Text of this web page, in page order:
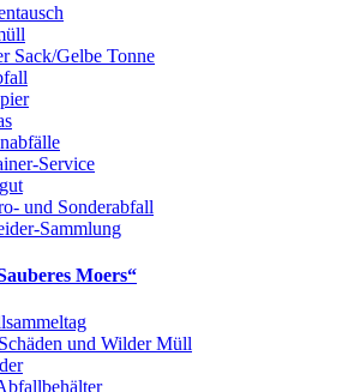
Sack/Gelbe Tonne
Service
und Sonderabfall
Sammlung
Moers“
und Wilder Müll